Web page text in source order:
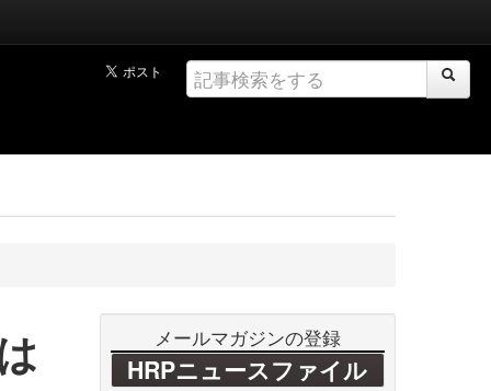
メールマガジンの登録
HRPニュースファイル